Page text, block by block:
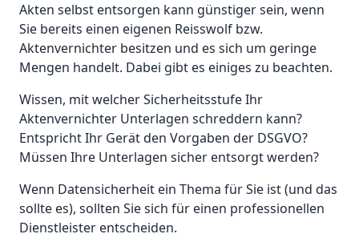
Akten selbst entsorgen kann günstiger sein, wenn
Sie bereits einen eigenen Reisswolf bzw.
Aktenvernichter besitzen und es sich um geringe
Mengen handelt. Dabei gibt es einiges zu beachten.
Wissen, mit welcher Sicherheitsstufe Ihr
Aktenvernichter Unterlagen schreddern kann?
Entspricht Ihr Gerät den Vorgaben der DSGVO?
Müssen Ihre Unterlagen sicher entsorgt werden?
Wenn Datensicherheit ein Thema für Sie ist (und das
sollte es), sollten Sie sich für einen professionellen
Dienstleister entscheiden.